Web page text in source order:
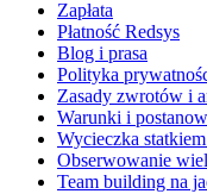
Zapłata
Płatność Redsys
Blog i prasa
Polityka
Zasady zwrotów i
Warunki i
Wycieczka
Obserwowanie
Team building na